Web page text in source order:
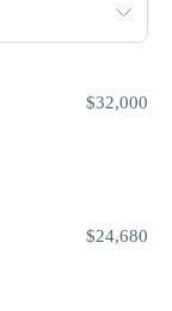
$32,000
$24,680